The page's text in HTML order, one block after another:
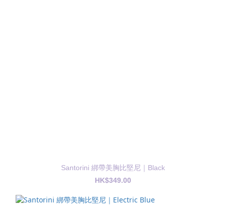
Santorini 綁帶美胸比堅尼｜Black
HK$349.00